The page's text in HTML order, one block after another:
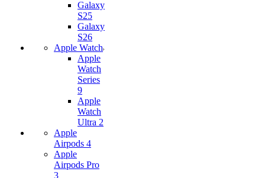
Galaxy
S25
Galaxy
S26
Apple Watch
Apple
Watch
Series
9
Apple
Watch
Ultra 2
Apple
Airpods 4
Apple
Airpods Pro
3